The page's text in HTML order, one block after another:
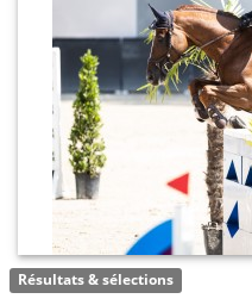
Résultats & sélections